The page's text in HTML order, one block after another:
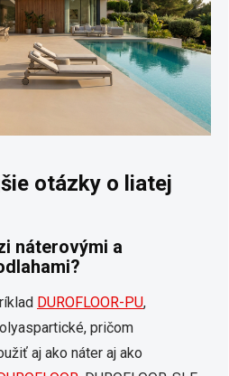
otázky o liatej
náterovými a
DUROFLOOR-PU,
pričom
aj ako náter aj ako